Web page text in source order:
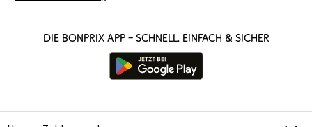
Die bonprix App – schnell, einfach & sicher